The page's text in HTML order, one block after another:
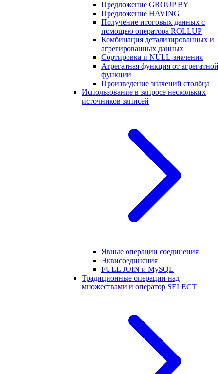
Предложение GROUP BY
Предложение HAVING
Получение итоговых данных с
помощью оператора ROLLUP
Комбинация детализированных и
агрегированных данных
Сортировка и NULL-значения
Агрегатная функция от агрегатной
функции
Произведение значений столбца
Использование в запросе нескольких
источников записей
Явные операции соединения
Эквисоединения
FULL JOIN и MySQL
Традиционные операции над
множествами и оператор SELECT